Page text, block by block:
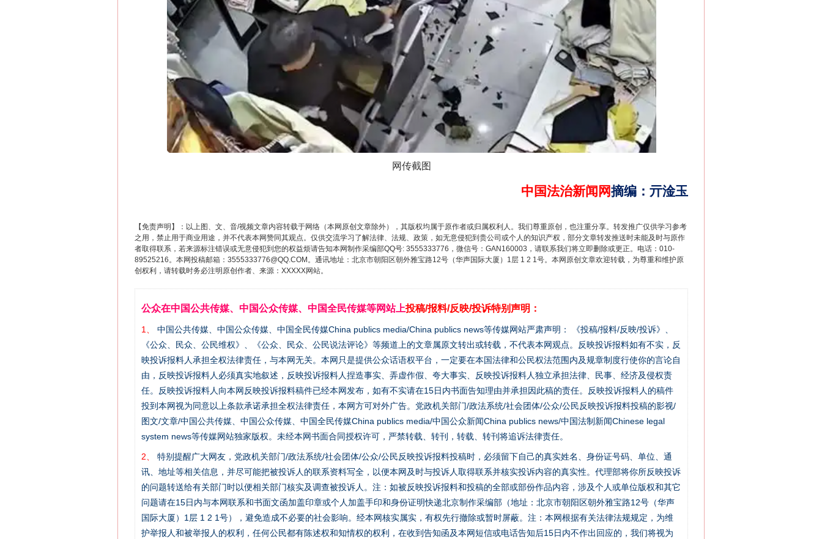
网传截图
中国法治新闻网摘编 ： 亓淦玉
【免责声明】：以上图、文、音/视频文章内容转载于网络（本网原创文章除外），其版权均属于原作者或归属权利人。我们尊重原创，也注重分享。转发推广仅供学习参考
之用，禁止用于商业用途，并不代表本网赞同其观点。仅供交流学习了解法律、法规、政策，如无意侵犯到贵公司或个人的知识产权，部分文章转发推送时未能及时与原作
者取得联系，若来源标注错误或无意侵犯到您的权益烦请告知本网制作采编部QQ号: 3555333776，微信号：GAN160003，请联系我们将立即删除或更正。电话：010-
89525216。本网投稿邮箱：3555333776@QQ.COM。通讯地址：北京市朝阳区朝外雅宝路12号（华声国际大厦）1层 1 2 1号。本网原创文章欢迎转载，为尊重和维护原
创权利，请转载时务必注明原创作者、来源：XXXXX网站。
公众在中国公共传媒、中国公众传媒、中国全民传媒等网站上投稿/报料/反映/投诉特别声明：
1、
中国公共传媒、中国公众传媒、中国全民传媒China publics media/China publics news等传媒网站严肃声明： 《投稿/报料/反映/投诉》、
《公众、民众、公民维权》、《公众、民众、公民说法评论》等频道上的文章属原文转出或转载，不代表本网观点。反映投诉报料如有不实，反
映投诉报料人承担全权法律责任，与本网无关。本网只是提供公众话语权平台，一定要在本国法律和公民权法范围内及规章制度行使你的言论自
由，反映投诉报料人必须真实地叙述，反映投诉报料人捏造事实、弄虚作假、夸大事实、反映投诉报料人独立承担法律、民事、经济及侵权责
任。反映投诉报料人向本网反映投诉报料稿件已经本网发布，如有不实请在15日内书面告知理由并承担因此稿的责任。反映投诉报料人的稿件
投到本网视为同意以上条款承诺承担全权法律责任，本网方可对外广告。党政机关部门/政法系统/社会团体/公众/公民反映投诉报料投稿的影视/
图文/文章/中国公共传媒、中国公众传媒、中国全民传媒China publics media/中国公众新闻China publics news/中国法制新闻Chinese legal
system news等传媒网站独家版权。未经本网书面合同授权许可，严禁转载、转刊，转载、转刊将追诉法律责任。
2、
特别提醒广大网友，党政机关部门/政法系统/社会团体/公众/公民反映投诉报料投稿时，必须留下自己的真实姓名、身份证号码、单位、通
讯、地址等相关信息，并尽可能把被投诉人的联系资料写全，以便本网及时与投诉人取得联系并核实投诉内容的真实性。代理部将你所反映投诉
的问题转送给有关部门时以便相关部门核实及调查被投诉人。注：如被反映投诉报料和投稿的全部或部份作品内容，涉及个人或单位版权和其它
问题请在15日内与本网联系和书面文函加盖印章或个人加盖手印和身份证明快递北京制作采编部（地址：北京市朝阳区朝外雅宝路12号（华声
国际大厦）1层 1 2 1号），避免造成不必要的社会影响。经本网核实属实，有权先行撤除或暂时屏蔽。注：本网根据有关法律法规规定，为维
护举报人和被举报人的权利，任何公民都有陈述权和知情权的权利，在收到告知函及本网短信或电话告知后15日内不作出回应的，我们将视为